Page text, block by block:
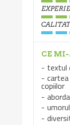
CE
textul
copiilor